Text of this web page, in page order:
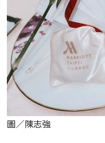
圖／陳志強